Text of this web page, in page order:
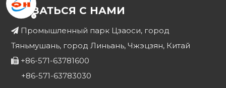
СВЯЗАТЬСЯ С НАМИ
 Промышленный парк Цзаоси, город
Тяньмушань, город Линьань, Чжэцзян, Китай
 +86-571-63781600
+86-571-63783030